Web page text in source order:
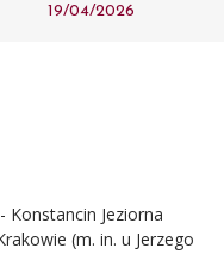
19/04/2026
Konstancin Jeziorna
(m. in. u Jerzego